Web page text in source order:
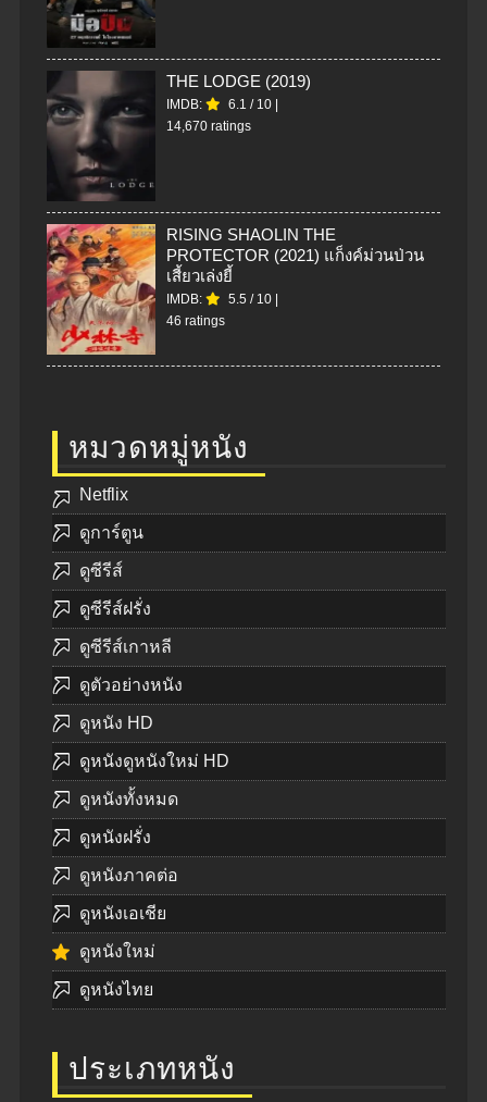
THE LODGE (2019)
IMDB: 6.1 / 10
14,670 ratings
RISING SHAOLIN THE
PROTECTOR (2021) แก็งค์ม่วนป่วน
เสี้ยวเล่งยี้
IMDB: 5.5 / 10
46 ratings
หมวดหมู่หนัง
Netflix
ดูการ์ตูน
ดูซีรีส์
ดูซีรีส์ฝรั่ง
ดูซีรีส์เกาหลี
ดูตัวอย่างหนัง
ดูหนัง HD
ดูหนังดูหนังใหม่ HD
ดูหนังทั้งหมด
ดูหนังฝรั่ง
ดูหนังภาคต่อ
ดูหนังเอเชีย
ดูหนังใหม่
ดูหนังไทย
ประเภทหนัง